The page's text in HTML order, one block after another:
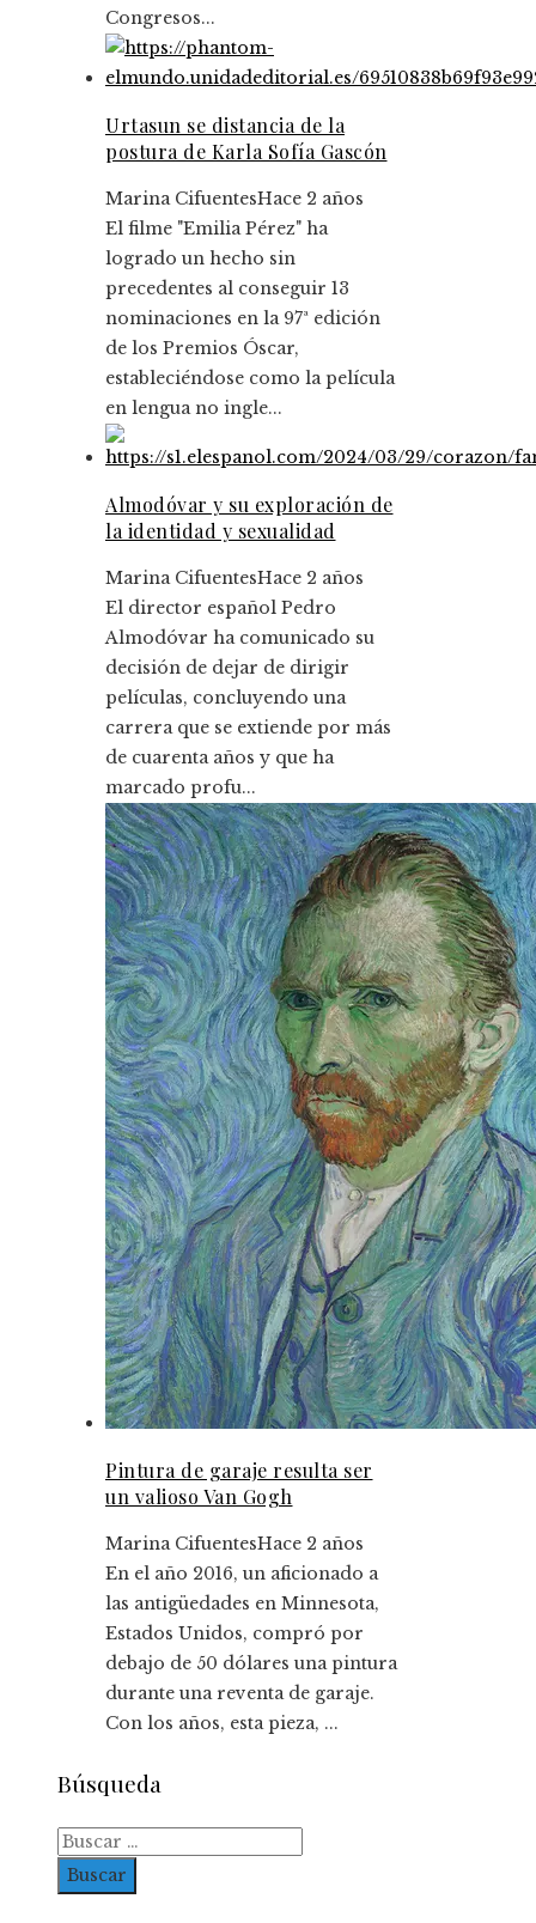
Congresos...
Urtasun se distancia de la
postura de Karla Sofía Gascón
Marina CifuentesHace 2 años
El filme "Emilia Pérez" ha
logrado un hecho sin
precedentes al conseguir 13
nominaciones en la 97ª edición
de los Premios Óscar,
estableciéndose como la película
en lengua no ingle...
Almodóvar y su exploración de
la identidad y sexualidad
Marina CifuentesHace 2 años
El director español Pedro
Almodóvar ha comunicado su
decisión de dejar de dirigir
películas, concluyendo una
carrera que se extiende por más
de cuarenta años y que ha
marcado profu...
Pintura de garaje resulta ser
un valioso Van Gogh
Marina CifuentesHace 2 años
En el año 2016, un aficionado a
las antigüedades en Minnesota,
Estados Unidos, compró por
debajo de 50 dólares una pintura
durante una reventa de garaje.
Con los años, esta pieza, ...
Búsqueda
Buscar: